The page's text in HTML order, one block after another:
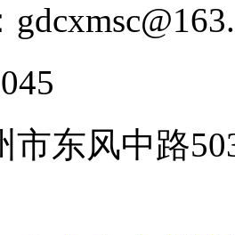
市东风中路